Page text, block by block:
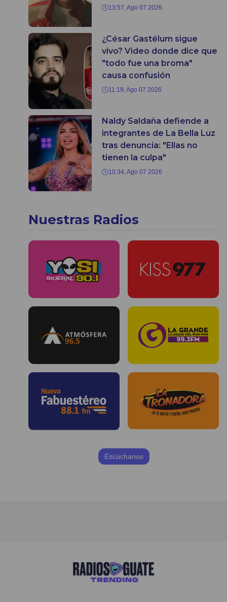
13:57, Ago 07 2026
¿César Gastélum sigue
vivo? Video donde dice que
"todo fue una broma"
causa confusión
11:19, Ago 07 2026
Naldy Saldaña defiende a
integrantes de La Bella Luz
tras denuncia: "Ellas no
tienen la culpa"
10:34, Ago 07 2026
Nuestras Radios
Escúchanos